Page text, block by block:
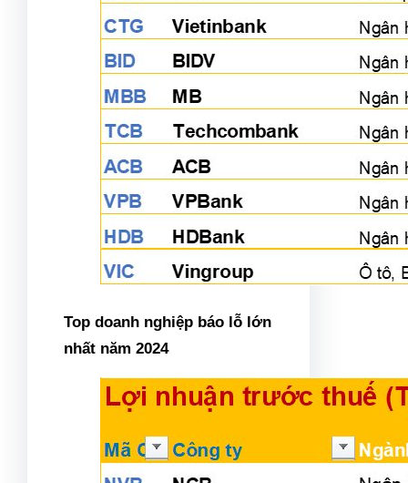
Top doanh nghiệp báo lỗ lớn
nhất năm 2024